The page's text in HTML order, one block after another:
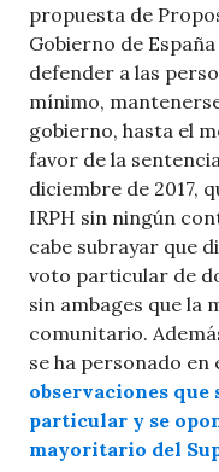
propuesta de
Gobierno de
defender a las
mínimo,
gobierno, hasta el
favor de la
diciembre de 2017,
IRPH sin ningún
cabe subrayar que
voto particular de
sin ambages que la
comunitario.
se ha personado en
observaciones que
particular y se
mayoritario del